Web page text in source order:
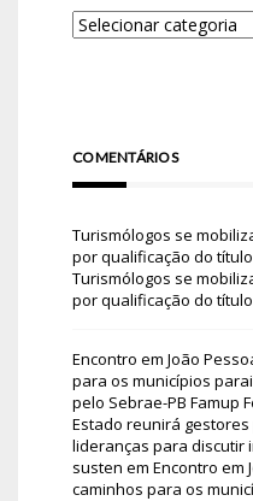
COMENTÁRIOS
Turismólogos se
por qualificação do
Turismólogos se
por qualificação do
Encontro em João
para os municípios
pelo Sebrae-PB Famup
Estado reunirá
lideranças para discutir
susten em Encontro em
caminhos para os